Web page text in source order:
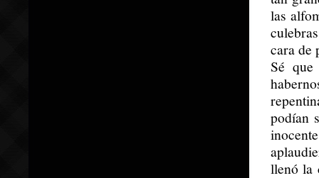
las
cara de
Sé que
podían
llenó la